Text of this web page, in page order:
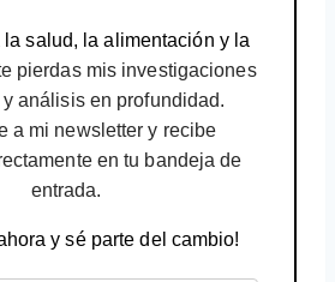
la salud, la alimentación y la
pierdas mis investigaciones
análisis en profundidad.
a mi newsletter y recibe
en tu bandeja de
entrada.
y sé parte del cambio!